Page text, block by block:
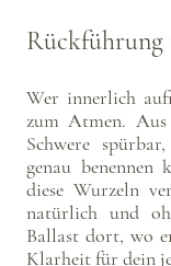
Rückführung
Wer innerlich
zum Atmen.
Schwere
genau
diese Wurzeln
natürlich und
Ballast dort, wo
Klarheit für dein